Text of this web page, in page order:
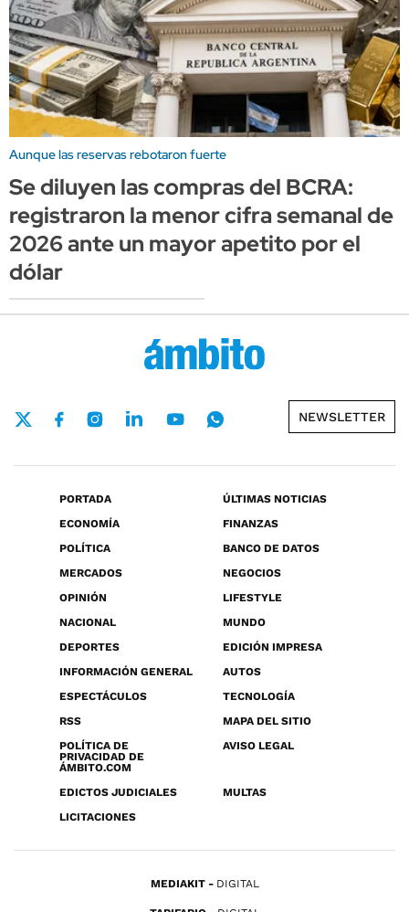
Aunque las reservas rebotaron fuerte
Se diluyen las compras del BCRA:
registraron la menor cifra semanal de
2026 ante un mayor apetito por el
dólar
NEWSLETTER
PORTADA
ÚLTIMAS NOTICIAS
ECONOMÍA
FINANZAS
POLÍTICA
BANCO DE DATOS
MERCADOS
NEGOCIOS
OPINIÓN
LIFESTYLE
NACIONAL
MUNDO
DEPORTES
EDICIÓN IMPRESA
INFORMACIÓN GENERAL
AUTOS
ESPECTÁCULOS
TECNOLOGÍA
RSS
MAPA DEL SITIO
POLÍTICA DE
PRIVACIDAD DE
ÁMBITO.COM
AVISO LEGAL
EDICTOS JUDICIALES
MULTAS
LICITACIONES
MEDIAKIT DIGITAL